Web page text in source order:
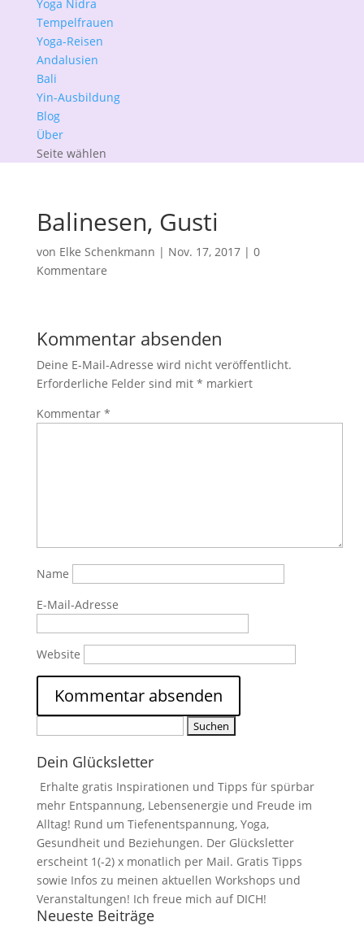
Yoga Nidra
Tempelfrauen
Yoga-Reisen
Andalusien
Bali
Yin-Ausbildung
Blog
Über
Seite wählen
Balinesen, Gusti
von Elke Schenkmann | Nov. 17, 2017| 0
Kommentare
Kommentar absenden
Deine E-Mail-Adresse wird nicht veröffentlicht.
Erforderliche Felder sind mit * markiert
Kommentar *
Name
E-Mail-Adresse
Website
Dein Glücksletter
Erhalte gratis Inspirationen und Tipps für spürbar
mehr Entspannung, Lebensenergie und Freude im
Alltag! Rund um Tiefenentspannung, Yoga,
Gesundheit und Beziehungen. Der Glücksletter
erscheint 1(-2) x monatlich per Mail. Gratis Tipps
sowie Infos zu meinen aktuellen Workshops und
Veranstaltungen! Ich freue mich auf DICH!
Neueste Beiträge